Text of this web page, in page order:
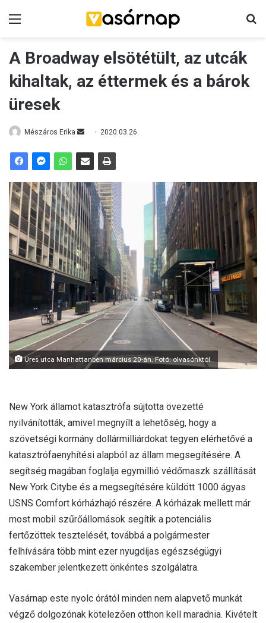
A Broadway elsötétült, az utcák
kihaltak, az éttermek és a bárok
üresek
Mészáros Erika
n
a
n
e
m
a
i
l
2020.03.26.
Üres utca Manhattanben március 20-án. Fotó: olvasónktól.
New York államot katasztrófa sújtotta övezetté
nyilvánították, amivel megnyílt a lehetőség, hogy a
szövetségi kormány dollármilliárdokat tegyen elérhetővé a
katasztrófaenyhítési alapból az állam megsegítésére. A
segítség magában foglalja egymillió védőmaszk szállítását
New York Citybe és a megsegítésére küldött 1000 ágyas
USNS Comfort kórházhajó részére. A kórházak mellett már
most mobil szűrőállomások segítik a potenciális
fertőzöttek tesztelését, továbbá a polgármester
felhívására több mint ezer nyugdíjas egészségügyi
szakember jelentkezett önkéntes szolgálatra.
Vasárnap este nyolc órától minden nem alapvető munkát
végző dolgozónak kötelezően otthon kell maradnia. Kivételt